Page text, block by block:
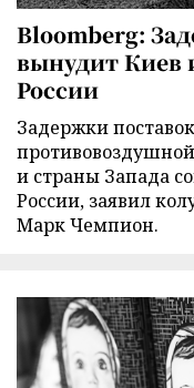
Bloomberg:
вынудит Киев
России
Задержки
и страны Запада
России, заявил
Марк Чемпион.